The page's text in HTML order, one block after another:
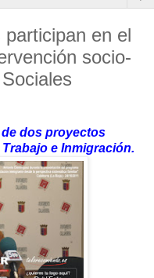
en el
socio-
dos proyectos
e Inmigración.